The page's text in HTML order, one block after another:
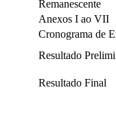
Remanescente
Anexos I ao VII
Cronograma de
Resultado
Resultado Final